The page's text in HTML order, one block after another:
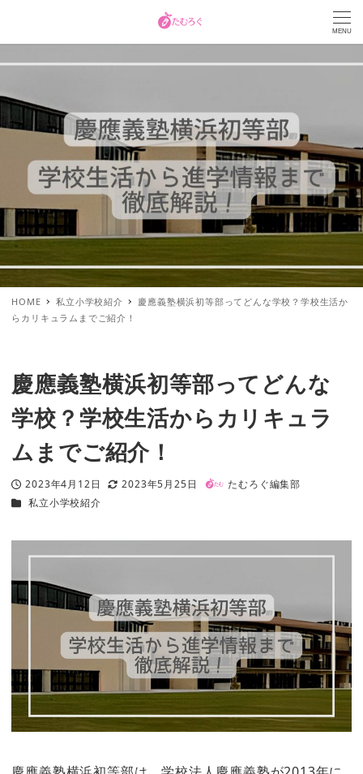
MENU
HOME 私立小学校紹介
慶應義塾横浜初等部ってどんな学校？学校生活か
らカリキュラムまでご紹介！
慶應義塾横浜初等部ってどんな
学校？学校生活からカリキュラ
ムまでご紹介！
投稿日
2023年4月12日
更新日
2023年5月25日
著
たむろぐ編集部
カテゴリー
私立小学校紹介